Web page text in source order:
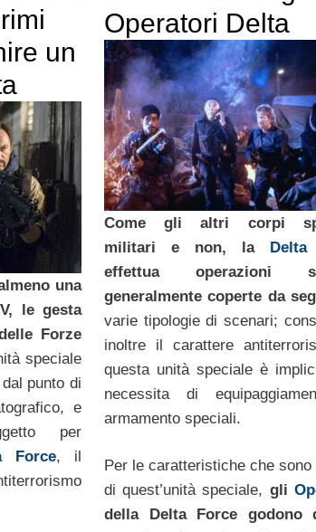
Operatori Delta
Come gli altri corpi
militari e non, la Delta
effettua operazioni
generalmente coperte da
varie tipologie di scenari;
inoltre il carattere
questa unità speciale è
necessita di
armamento speciali.
Per le caratteristiche che sono
di quest’unità speciale, gli
della Delta Force godono
un
una
le gesta
Forze
speciale
punto di
e
per
Force, il